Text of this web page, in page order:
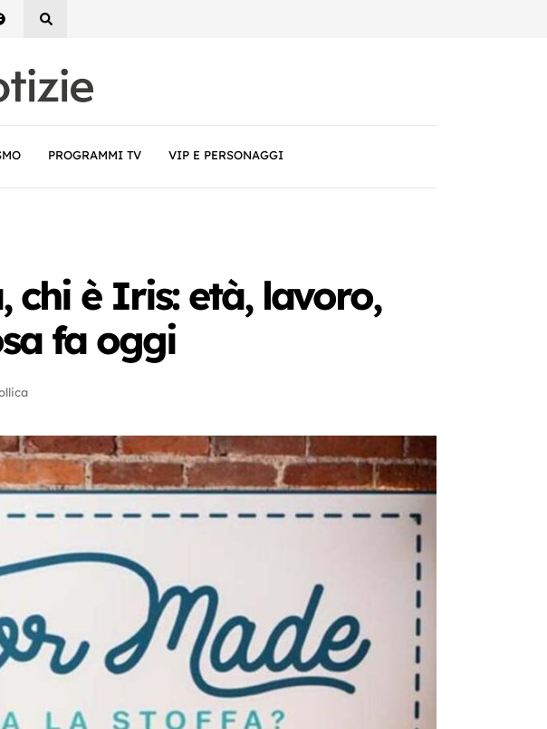
PROGRAMMI TV VIP E PERSONAGGI
chi è Iris: età, lavoro,
fa oggi